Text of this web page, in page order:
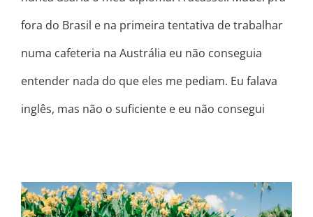
fora do Brasil e na primeira tentativa de trabalhar
numa cafeteria na Austrália eu não conseguia
entender nada do que eles me pediam. Eu falava
inglês, mas não o suficiente e eu não consegui